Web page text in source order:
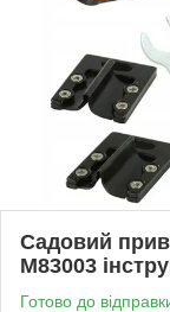
Садовий
M83003
Готово до